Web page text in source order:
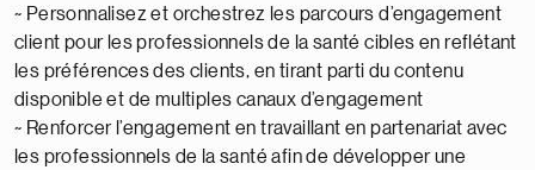
~ Personnalisez et orchestrez les parcours d’engagement
client pour les professionnels de la santé cibles en reflétant
les préférences des clients, en tirant parti du contenu
disponible et de multiples canaux d’engagement
~ Renforcer l’engagement en travaillant en partenariat avec
les professionnels de la santé afin de développer une